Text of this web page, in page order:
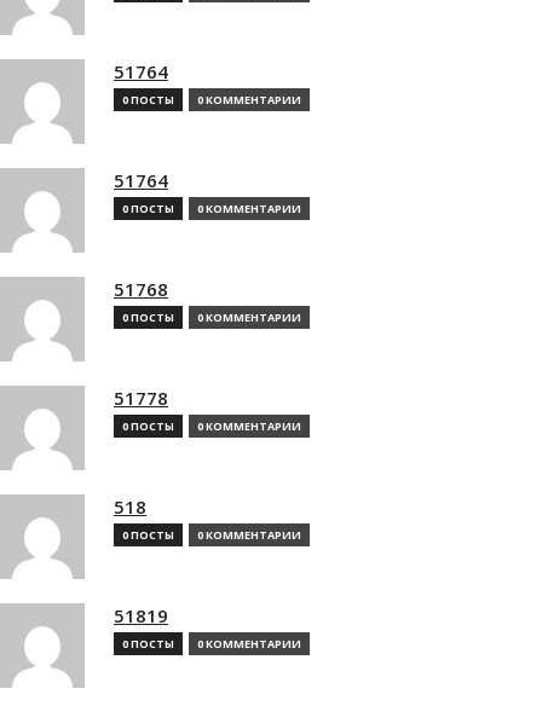
51764
0 ПОСТЫ 0 КОММЕНТАРИИ
51764
0 ПОСТЫ 0 КОММЕНТАРИИ
51768
0 ПОСТЫ 0 КОММЕНТАРИИ
51778
0 ПОСТЫ 0 КОММЕНТАРИИ
518
0 ПОСТЫ 0 КОММЕНТАРИИ
51819
0 ПОСТЫ 0 КОММЕНТАРИИ